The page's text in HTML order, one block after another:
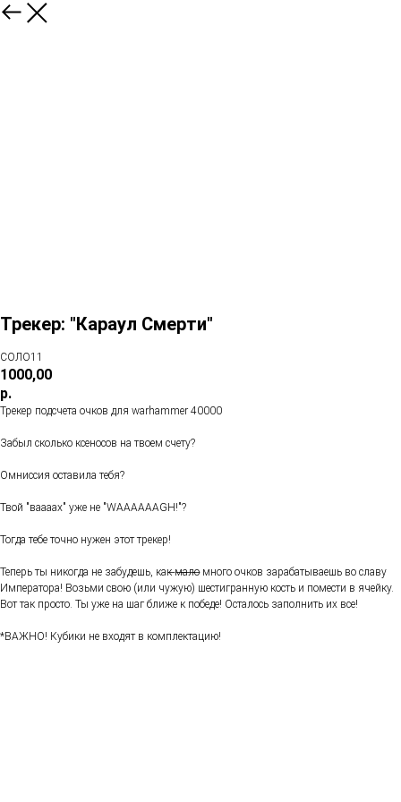
Трекер: "Караул Смерти"
СОЛО11
1000,00
р.
Трекер подсчета очков для warhammer 40000
Забыл сколько ксеносов на твоем счету?
Омниссия оставила тебя?
Твой "ваааах" уже не "WAAAAAAGH!"?
Тогда тебе точно нужен этот трекер!
Теперь ты никогда не забудешь, как ̶м̶а̶л̶о̶ много очков зарабатываешь во славу
Императора! Возьми свою (или чужую) шестигранную кость и помести в ячейку.
Вот так просто. Ты уже на шаг ближе к победе! Осталось заполнить их все!
*ВАЖНО! Кубики не входят в комплектацию!